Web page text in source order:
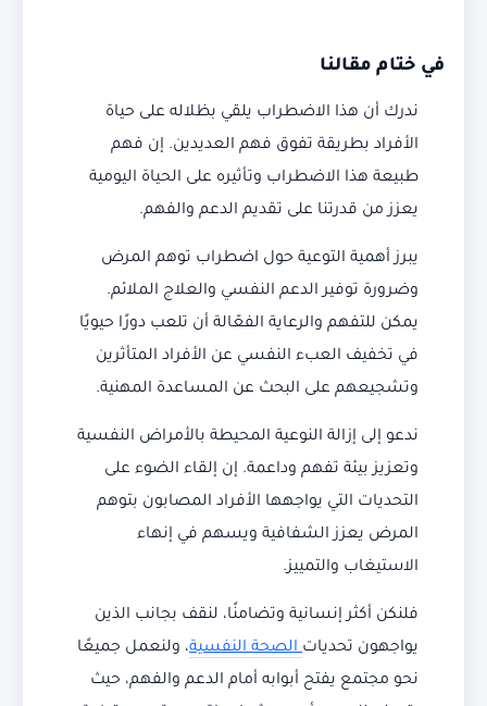
في ختام مقالنا
ندرك أن هذا الاضطراب يلقي بظلاله على حياة
الأفراد بطريقة تفوق فهم العديدين. إن فهم
طبيعة هذا الاضطراب وتأثيره على الحياة اليومية
يعزز من قدرتنا على تقديم الدعم والفهم.
يبرز أهمية التوعية حول اضطراب توهم المرض
وضرورة توفير الدعم النفسي والعلاج الملائم.
يمكن للتفهم والرعاية الفعّالة أن تلعب دورًا حيويًا
في تخفيف العبء النفسي عن الأفراد المتأثرين
وتشجيعهم على البحث عن المساعدة المهنية.
ندعو إلى إزالة النوعية المحيطة بالأمراض النفسية
وتعزيز بيئة تفهم وداعمة. إن إلقاء الضوء على
التحديات التي يواجهها الأفراد المصابون بتوهم
المرض يعزز الشفافية ويسهم في إنهاء
الاستيغاب والتمييز.
فلنكن أكثر إنسانية وتضامنًا، لنقف بجانب الذين
يواجهون تحدياتالصحة النفسية، ولنعمل جميعًا
نحو مجتمع يفتح أبوابه أمام الدعم والفهم، حيث